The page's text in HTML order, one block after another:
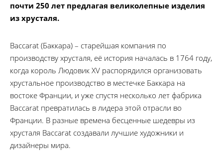
почти 250 лет предлагая великолепные изделия
из хрусталя.
Baccarat (Баккара) – старейшая компания по
производству хрусталя, её история началась в 1764 году,
когда король Людовик XV распорядился организовать
хрустальное производство в местечке Баккара на
востоке Франции, и уже спустя несколько лет фабрика
Baccarat превратилась в лидера этой отрасли во
Франции. В разные времена бесценные шедевры из
хрусталя Baccarat создавали лучшие художники и
дизайнеры мира.